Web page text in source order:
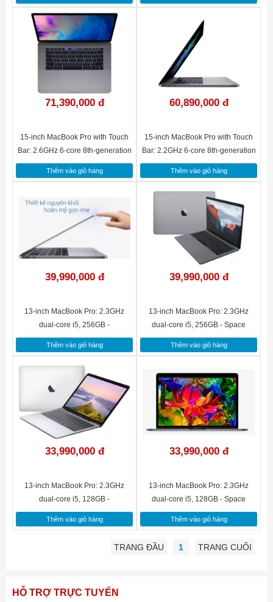
Silver(MR972SA/A)
Silver(MR962SA/A)
71,390,000 đ
15-inch MacBook Pro with Touch
Bar: 2.6GHz 6-core 8th-generation
Intel Core i7 processor, 512GB -
Space Grey(MR942SA/A)
Thêm vào giỏ hàng
60,890,000 đ
15-inch MacBook Pro with Touch
Bar: 2.2GHz 6-core 8th-generation
Intel Core i7 processor, 256GB -
Space Grey(MR932SA/A)
Thêm vào giỏ hàng
39,990,000 đ
13-inch MacBook Pro: 2.3GHz
dual-core i5, 256GB -
Silver(MPXU2SA/A)
Thêm vào giỏ hàng
39,990,000 đ
13-inch MacBook Pro: 2.3GHz
dual-core i5, 256GB - Space
Grey(MPXT2SA/A)
Thêm vào giỏ hàng
33,990,000 đ
13-inch MacBook Pro: 2.3GHz
dual-core i5, 128GB -
Silver(MPXR2SA/A)
Thêm vào giỏ hàng
33,990,000 đ
13-inch MacBook Pro: 2.3GHz
dual-core i5, 128GB - Space
Grey(MPXQ2SA/A)
Thêm vào giỏ hàng
TRANG ĐẦU 1 TRANG CUỐI
HỖ TRỢ TRỰC TUYẾN